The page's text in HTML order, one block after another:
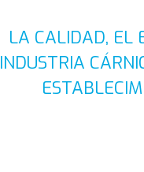
LA CALIDAD, EL
INDUSTRIA